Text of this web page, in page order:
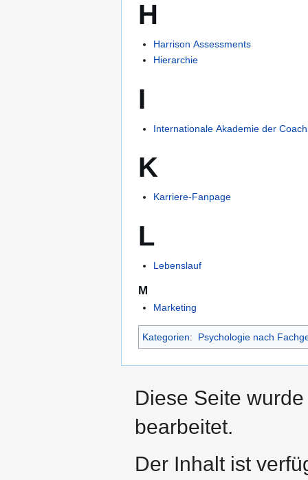
H
Harrison Assessments
Hierarchie
I
Internationale Akademie der
K
Karriere-Fanpage
L
Lebenslauf
M
Marketing
Kategorien: Psychologie nach
Diese Seite
bearbeitet.
Der Inhalt ist